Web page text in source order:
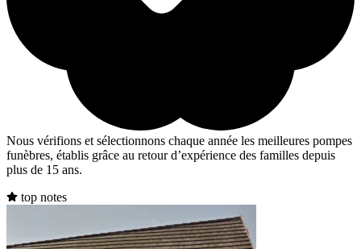
Nous vérifions et sélectionnons chaque année les meilleures pompes
funèbres, établis grâce au retour d’expérience des familles depuis
plus de 15 ans.
top notes